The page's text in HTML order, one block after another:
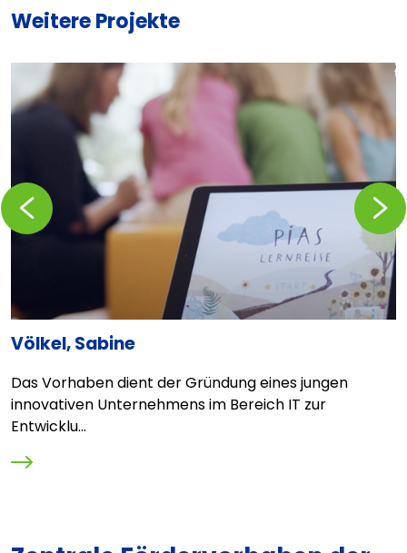
Weitere Projekte
Völkel, Sabine
Das Vorhaben dient der Gründung eines jungen
innovativen Unternehmens im Bereich IT zur
Entwicklu...
Zurückblättern